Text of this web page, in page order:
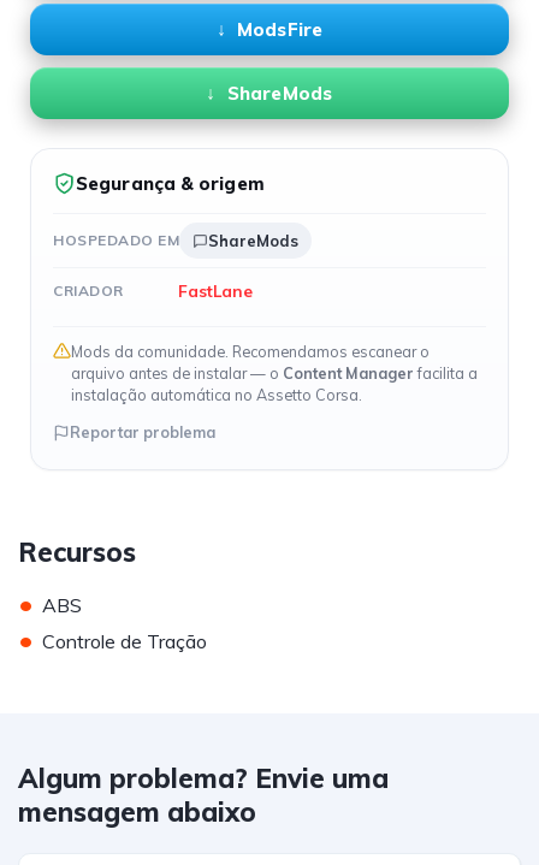
ModsFire
ShareMods
Segurança & origem
HOSPEDADO EM ShareMods
CRIADOR FastLane
Mods da comunidade. Recomendamos escanear o
arquivo antes de instalar — o Content Managerfacilita a
instalação automática no Assetto Corsa.
Reportar problema
Recursos
• ABS
• Controle de Tração
Algum problema? Envie uma
mensagem abaixo